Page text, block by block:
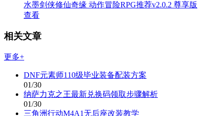
水墨剑侠修仙奇缘 动作冒险RPG推荐v2.0.2 尊享版
查看
相关文章
更多+
DNF元素师110级毕业装备配装方案
01/30
纳萨力克之王最新兑换码领取步骤解析
01/30
三角洲行动M4A1无后座改装教学